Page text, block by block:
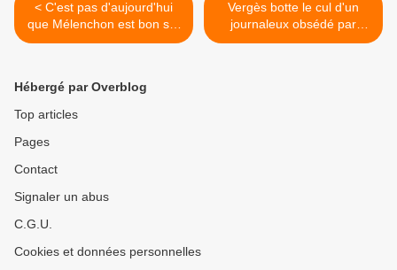
< C'est pas d'aujourd'hui
que Mélenchon est bon sur
la Côte d'Ivoire
Vergès botte le cul d'un
journaleux obsédé par
l'antisémitisme - Gars du
Hébergé par Overblog
Top articles
Pages
Contact
Signaler un abus
C.G.U.
Cookies et données personnelles